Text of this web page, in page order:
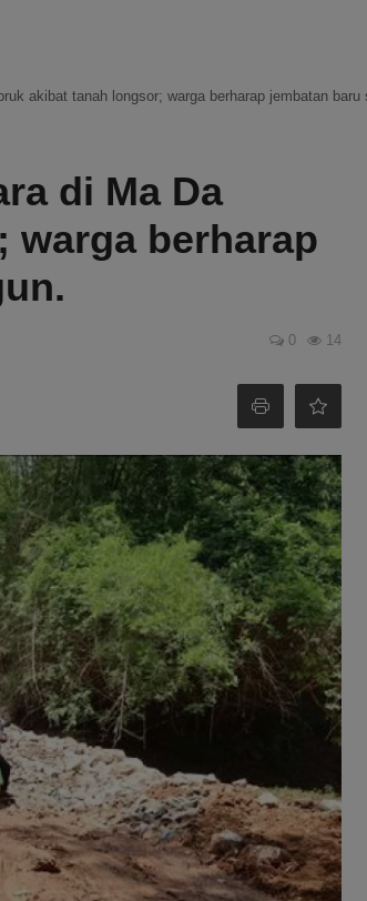
akibat tanah longsor; warga berharap jembatan baru
di Ma Da
warga berharap
0 14